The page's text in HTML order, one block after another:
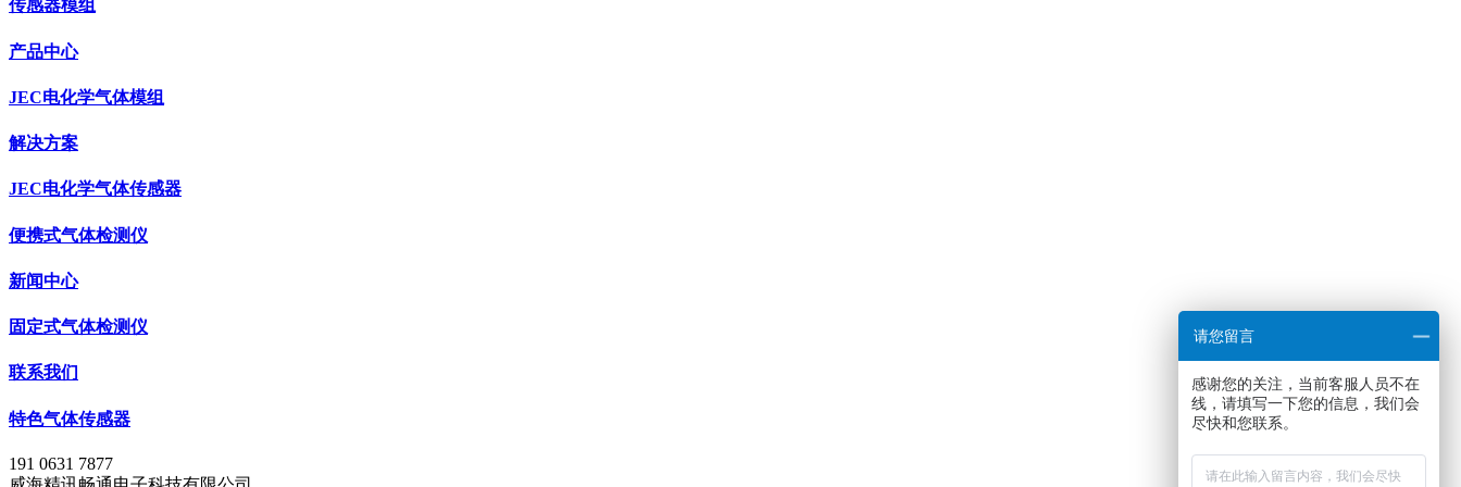
传感器模组
产品中心
JEC电化学气体模组
解决方案
JEC电化学气体传感器
便携式气体检测仪
新闻中心
固定式气体检测仪
联系我们
特色气体传感器
191 0631 7877
请您留言
感谢您的关注，当前客服人员不在
线，请填写一下您的信息，我们会
尽快和您联系。